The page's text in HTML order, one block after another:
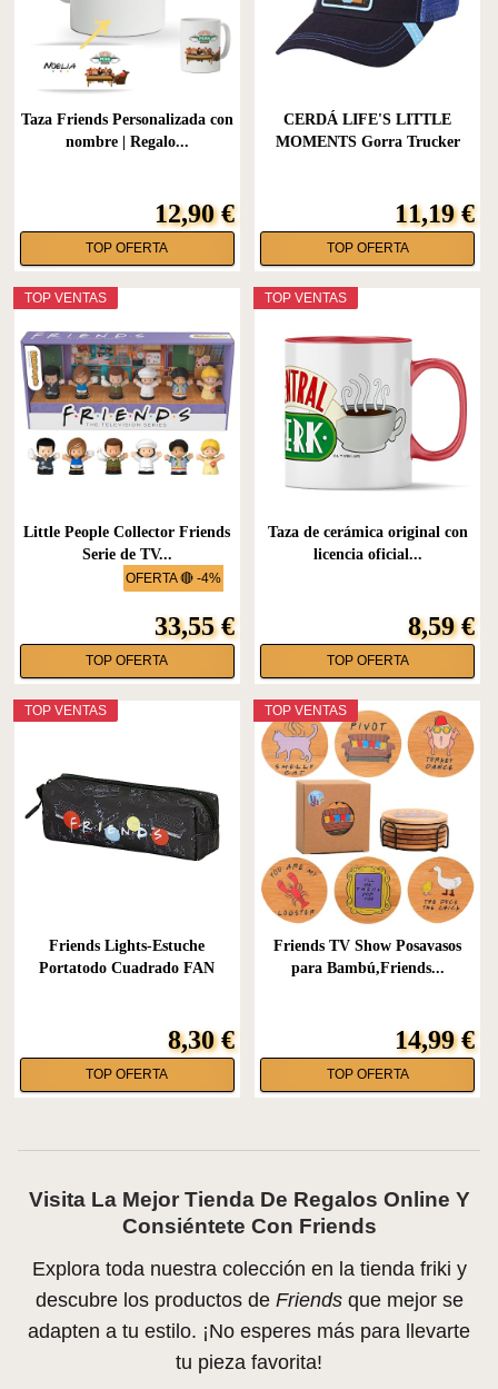
Taza Friends Personalizada con
nombre | Regalo...
12,90 €
TOP OFERTA
CERDÁ LIFE'S LITTLE
MOMENTS Gorra Trucker
11,19 €
TOP OFERTA
OFERTA 🔴 -4%
TOP VENTAS
Little People Collector Friends
Serie de TV...
33,55 €
TOP OFERTA
TOP VENTAS
Taza de cerámica original con
licencia oficial...
8,59 €
TOP OFERTA
TOP VENTAS
Friends Lights-Estuche
Portatodo Cuadrado FAN
8,30 €
TOP OFERTA
TOP VENTAS
Friends TV Show Posavasos
para Bambú,Friends...
14,99 €
TOP OFERTA
Visita La Mejor Tienda De Regalos Online Y
Consiéntete Con Friends
Explora toda nuestra colección en la tienda friki y
descubre los productos de Friendsque mejor se
adapten a tu estilo. ¡No esperes más para llevarte
tu pieza favorita!